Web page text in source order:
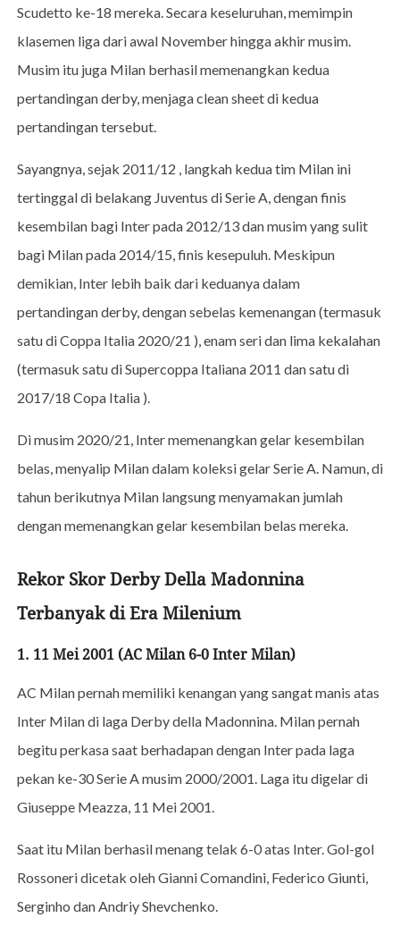
Scudetto ke-18 mereka. Secara keseluruhan, memimpin
klasemen liga dari awal November hingga akhir musim.
Musim itu juga Milan berhasil memenangkan kedua
pertandingan derby, menjaga clean sheet di kedua
pertandingan tersebut.
Sayangnya, sejak 2011/12 , langkah kedua tim Milan ini
tertinggal di belakang Juventus di Serie A, dengan finis
kesembilan bagi Inter pada 2012/13 dan musim yang sulit
bagi Milan pada 2014/15, finis kesepuluh. Meskipun
demikian, Inter lebih baik dari keduanya dalam
pertandingan derby, dengan sebelas kemenangan (termasuk
satu di Coppa Italia 2020/21 ), enam seri dan lima kekalahan
(termasuk satu di Supercoppa Italiana 2011 dan satu di
2017/18 Copa Italia ).
Di musim 2020/21, Inter memenangkan gelar kesembilan
belas, menyalip Milan dalam koleksi gelar Serie A. Namun, di
tahun berikutnya Milan langsung menyamakan jumlah
dengan memenangkan gelar kesembilan belas mereka.
Rekor Skor Derby Della Madonnina
Terbanyak di Era Milenium
1. 11 Mei 2001 (AC Milan 6-0 Inter Milan)
AC Milan pernah memiliki kenangan yang sangat manis atas
Inter Milan di laga Derby della Madonnina. Milan pernah
begitu perkasa saat berhadapan dengan Inter pada laga
pekan ke-30 Serie A musim 2000/2001. Laga itu digelar di
Giuseppe Meazza, 11 Mei 2001.
Saat itu Milan berhasil menang telak 6-0 atas Inter. Gol-gol
Rossoneri dicetak oleh Gianni Comandini, Federico Giunti,
Serginho dan Andriy Shevchenko.